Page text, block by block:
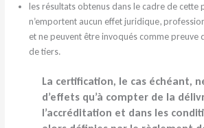
les résultats obtenus dans le cadre de cette
n’emportent aucun effet juridique,
et ne peuvent être invoqués comme preuve
de tiers.
La certification, le cas échéant,
d’effets qu’à compter de la
l’accréditation et dans les